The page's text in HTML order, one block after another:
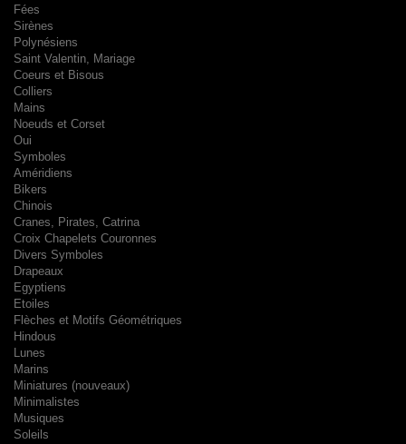
Fées
Sirènes
Polynésiens
Saint Valentin, Mariage
Coeurs et Bisous
Colliers
Mains
Noeuds et Corset
Oui
Symboles
Améridiens
Bikers
Chinois
Cranes, Pirates, Catrina
Croix Chapelets Couronnes
Divers Symboles
Drapeaux
Egyptiens
Etoiles
Flèches et Motifs Géométriques
Hindous
Lunes
Marins
Miniatures (nouveaux)
Minimalistes
Musiques
Soleils